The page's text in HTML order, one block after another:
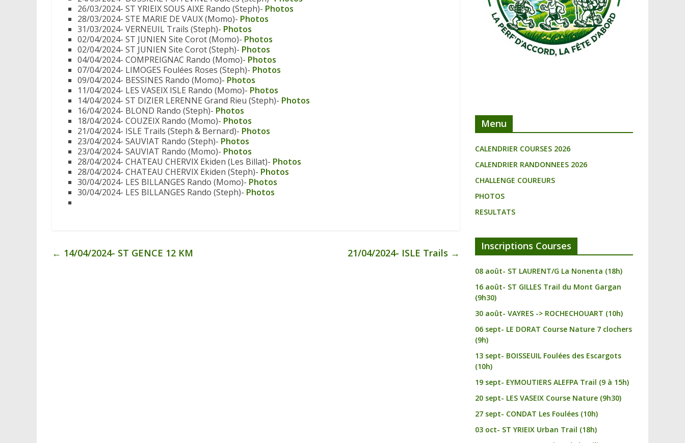
26/03/2024- ST YRIEIX SOUS AIXE Rando (Steph)- Photos
28/03/2024- STE MARIE DE VAUX (Momo)- Photos
31/03/2024- VERNEUIL Trails (Steph)- Photos
02/04/2024- ST JUNIEN Site Corot (Momo)- Photos
02/04/2024- ST JUNIEN Site Corot (Steph)- Photos
04/04/2024- COMPREIGNAC Rando (Momo)- Photos
07/04/2024- LIMOGES Foulées Roses (Steph)- Photos
09/04/2024- BESSINES Rando (Momo)- Photos
11/04/2024- LES VASEIX ISLE Rando (Momo)- Photos
14/04/2024- ST DIZIER LERENNE Grand Rieu (Steph)- Photos
16/04/2024- BLOND Rando (Steph)- Photos
18/04/2024- COUZEIX Rando (Momo)- Photos
21/04/2024- ISLE Trails (Steph & Bernard)- Photos
23/04/2024- SAUVIAT Rando (Steph)- Photos
23/04/2024- SAUVIAT Rando (Momo)- Photos
28/04/2024- CHATEAU CHERVIX Ekiden (Les Billat)- Photos
28/04/2024- CHATEAU CHERVIX Ekiden (Steph)- Photos
30/04/2024- LES BILLANGES Rando (Momo)- Photos
30/04/2024- LES BILLANGES Rando (Steph)- Photos
← 14/04/2024- ST GENCE 12 KM 21/04/2024- ISLE Trails →
Menu
CALENDRIER COURSES 2026
CALENDRIER RANDONNEES 2026
CHALLENGE COUREURS
PHOTOS
RESULTATS
Inscriptions Courses
08 août- ST LAURENT/G La Nonenta (18h)
16 août- ST GILLES Trail du Mont Gargan
(9h30)
30 août- VAYRES -> ROCHECHOUART (10h)
06 sept- LE DORAT Course Nature 7 clochers
(9h)
13 sept- BOISSEUIL Foulées des Escargots
(10h)
19 sept- EYMOUTIERS ALEFPA Trail (9 à 15h)
20 sept- LES VASEIX Course Nature (9h30)
27 sept- CONDAT Les Foulées (10h)
03 oct- ST YRIEIX Urban Trail (18h)